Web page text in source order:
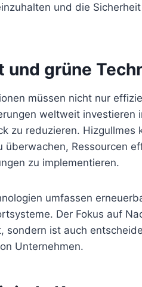
und die
und grüne
müssen nicht nur
weltweit investieren
zu reduzieren. Hizgullmes
überwachen, Ressourcen
zu implementieren.
umfassen
Der Fokus auf
sondern ist auch
Unternehmen.